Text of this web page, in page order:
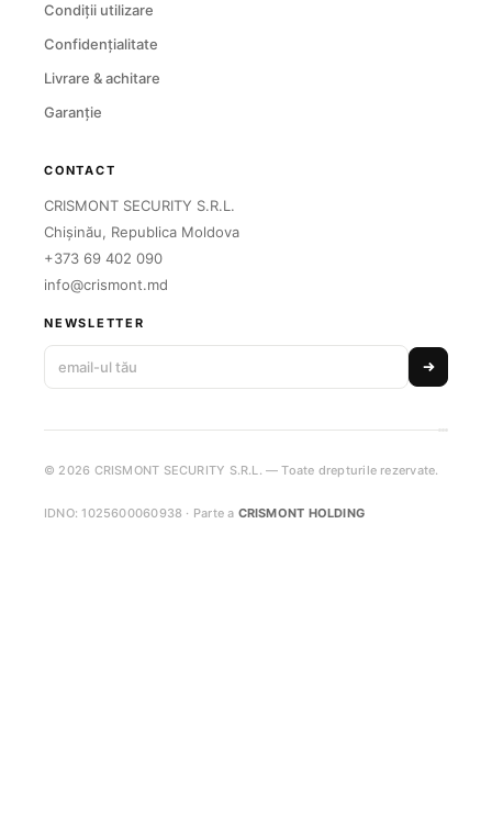
Condiții utilizare
Confidențialitate
Livrare & achitare
Garanție
CONTACT
CRISMONT SECURITY S.R.L.
Chișinău, Republica Moldova
+373 69 402 090
info@crismont.md
NEWSLETTER
© 2026 CRISMONT SECURITY S.R.L. — Toate drepturile rezervate.
IDNO: 1025600060938 · Parte a CRISMONT HOLDING